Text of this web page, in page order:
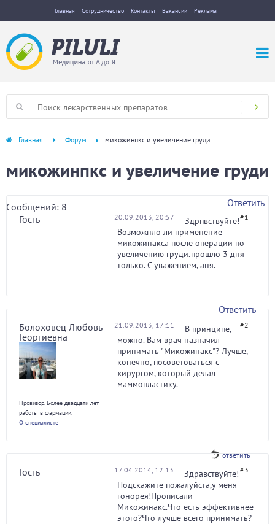
Главная Сотрудничество Контакты Вакансии Реклама
Главная Форум микожинпкс и увеличение груди
микожинпкс и увеличение груди
Сообщений: 8
Ответить
Гость
20.09.2013, 20:57 #1
Здрпвствуйте!
Возможнло ли применение
микожинакса после операции по
увеличению груди.прошло 3 дня
только. С уважением, аня.
Ответить
Болоховец Любовь
Георгиевна
Провизор. Более двадцати лет
работы в фармации.
О специалисте
21.09.2013, 17:11 #2
В принципе,
можно. Вам врач назначил
принимать "Микожинакс"? Лучше,
конечно, посоветоваться с
хирургом, который делал
маммопластику.
ответить
Гость 17.04.2014, 12:13 #3
Здравствуйте!
Подскажите пожалуйста,у меня
гонорея!Прописали
Микожинакс.Что есть эффективнее
этого?Что лучше всего принимать?